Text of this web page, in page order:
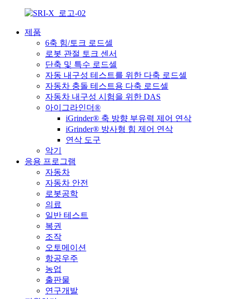
제품
6축 힘/토크 로드셀
로봇 관절 토크 센서
단축 및 특수 로드셀
자동 내구성 테스트를 위한 다축 로드셀
자동차 충돌 테스트용 다축 로드셀
자동차 내구성 시험을 위한 DAS
아이그라인더®
iGrinder® 축 방향 부유력 제어 연삭
iGrinder® 방사형 힘 제어 연삭
연삭 도구
악기
응용 프로그램
자동차
자동차 안전
로봇공학
의료
일반 테스트
복권
조작
오토메이션
항공우주
농업
출판물
연구개발